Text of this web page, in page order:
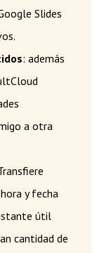
Slides
: además
a otra
y fecha
útil
cantidad de